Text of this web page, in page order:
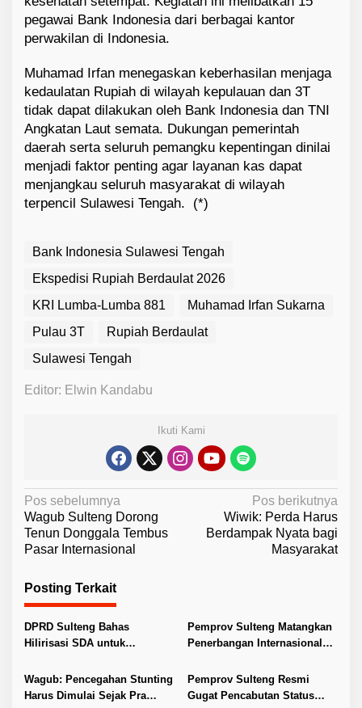
pegawai Bank Indonesia dari berbagai kantor
perwakilan di Indonesia.
Muhamad Irfan menegaskan keberhasilan menjaga
kedaulatan Rupiah di wilayah kepulauan dan 3T
tidak dapat dilakukan oleh Bank Indonesia dan TNI
Angkatan Laut semata. Dukungan pemerintah
daerah serta seluruh pemangku kepentingan dinilai
menjadi faktor penting agar layanan kas dapat
menjangkau seluruh masyarakat di wilayah
terpencil Sulawesi Tengah. (*)
Bank Indonesia Sulawesi Tengah
Ekspedisi Rupiah Berdaulat 2026
KRI Lumba-Lumba 881
Muhamad Irfan Sukarna
Pulau 3T
Rupiah Berdaulat
Sulawesi Tengah
Editor: Elwin Kandabu
Ikuti Kami
N
a
v
g
a
s
p
Pos sebelumnya
Wagub Sulteng Dorong
Tenun Donggala Tembus
Pasar Internasional
Pos berikutnya
Wiwik: Perda Harus
Berdampak Nyata bagi
Masyarakat
Posting Terkait
DPRD Sulteng Bahas
Hilirisasi SDA untuk
Pemprov Sulteng Matangkan
Penerbangan Internasional
Wagub: Pencegahan Stunting
Harus Dimulai Sejak Pra
Pemprov Sulteng Resmi
Gugat Pencabutan Status